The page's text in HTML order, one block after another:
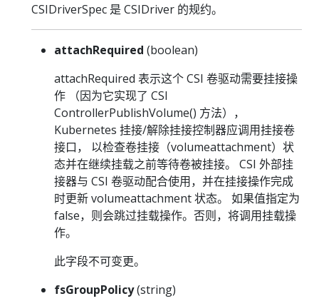
CSIDriverSpec 是 CSIDriver 的规约。
attachRequired (boolean)
attachRequired 表示这个 CSI 卷驱动需要挂接操
作 （因为它实现了 CSI
ControllerPublishVolume() 方法），
Kubernetes 挂接/解除挂接控制器应调用挂接卷
接口， 以检查卷挂接（volumeattachment）状
态并在继续挂载之前等待卷被挂接。 CSI 外部挂
接器与 CSI 卷驱动配合使用，并在挂接操作完成
时更新 volumeattachment 状态。 如果值指定为
false，则会跳过挂载操作。否则，将调用挂载操
作。
此字段不可变更。
fsGroupPolicy(string)